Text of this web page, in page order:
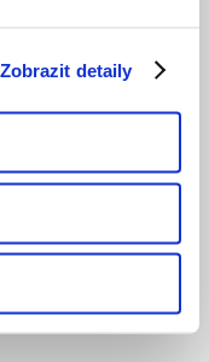
Zobrazit detaily